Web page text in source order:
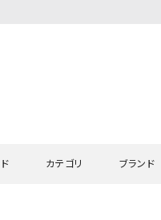
カテゴリ ブランド